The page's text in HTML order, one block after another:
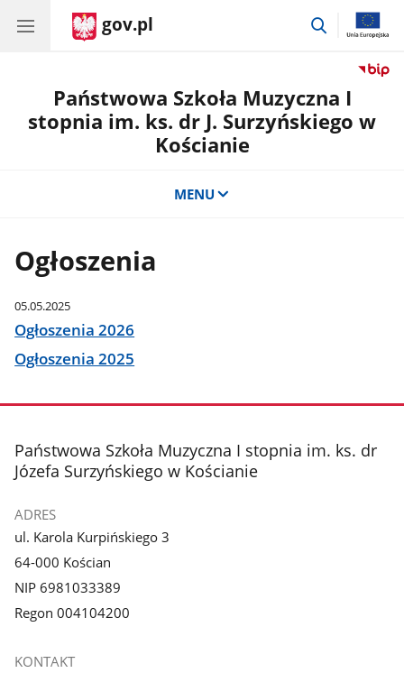
gov.pl
przejdź
Państwowa Szkoła Muzyczna I
stopnia im. ks. dr J. Surzyńskiego w
Kościanie
MENU
Ogłoszenia
05.05.2025
Ogłoszenia 2026
Ogłoszenia 2025
stopka
Państwowa Szkoła Muzyczna I stopnia im. ks. dr
Józefa Surzyńskiego w Kościanie
ADRES
ul. Karola Kurpińskiego 3
64-000 Kościan
NIP 6981033389
Regon 004104200
KONTAKT